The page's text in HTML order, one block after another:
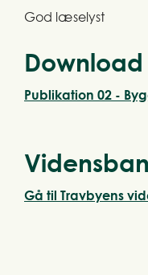
God læselyst
Download
Publikation 02 -
Gå til Travbyens